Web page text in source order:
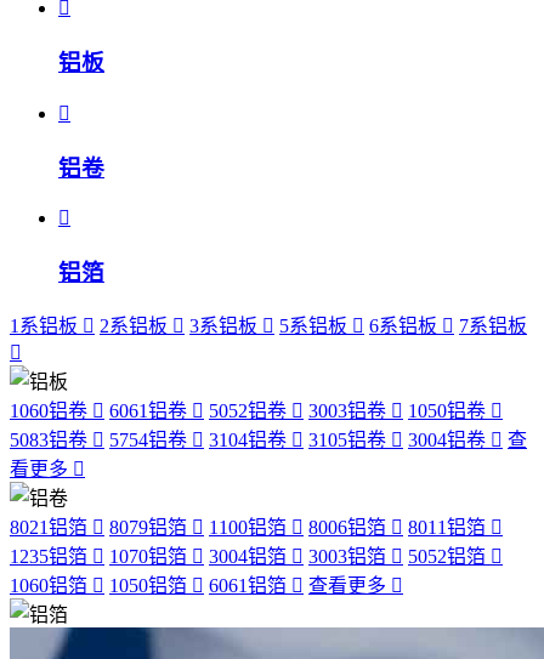
铝板
铝卷
铝箔
1系铝板 2系铝板 3系铝板 5系铝板 6系铝板 7系铝板
1060铝卷 6061铝卷 5052铝卷 3003铝卷
1050铝卷
5083铝卷
5754铝卷 3104铝卷 3105铝卷 3004铝卷
查
看更多
8021铝箔 8079铝箔 1100铝箔 8006铝箔
8011铝箔
1235铝箔
1070铝箔 3004铝箔 3003铝箔
5052铝箔
1060铝箔
1050铝箔 6061铝箔 查看更多